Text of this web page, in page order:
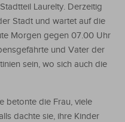
Laurelty. Derzeitig
Stadt und wartet auf die
Morgen gegen 07.00 Uhr
und Vater der
sein, wo sich auch die
betonte die Frau, viele
dachte sie, ihre Kinder